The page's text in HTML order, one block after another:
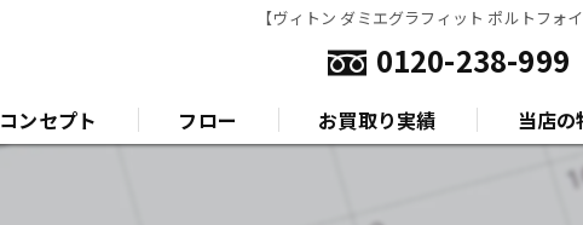
【ヴィトン ダミエグラフィット ポルトフ
0120-238-999
コンセプト フロー お買取り実績 当店の